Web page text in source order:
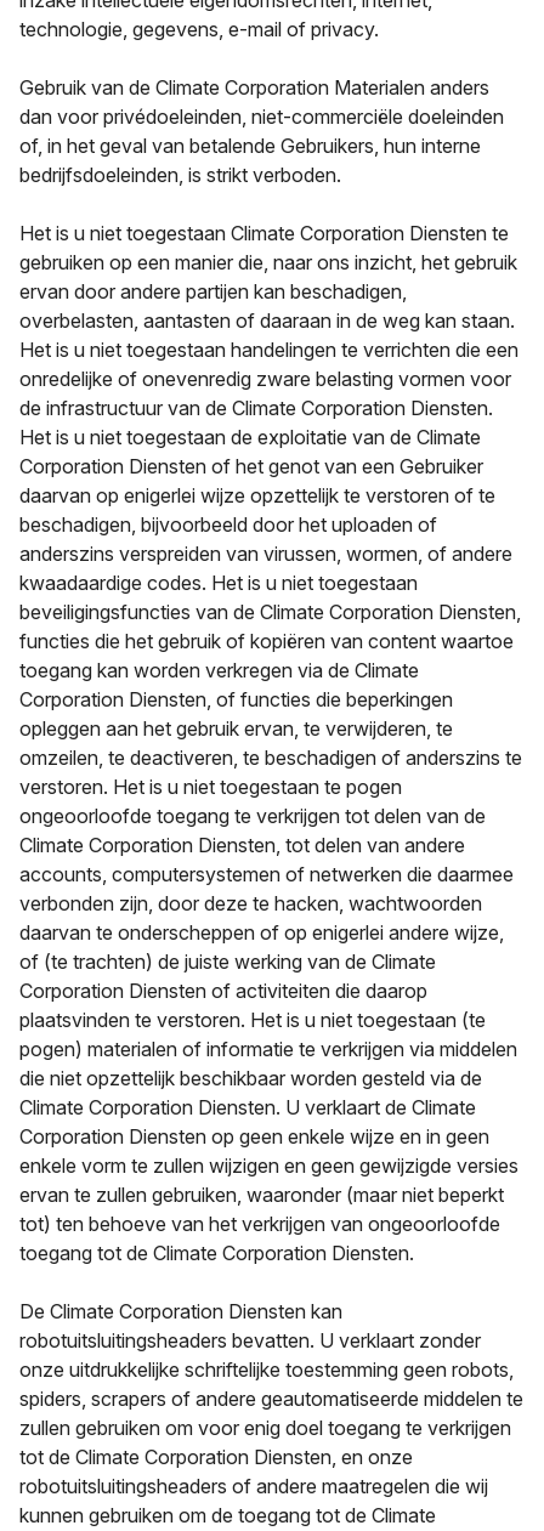
technologie, gegevens, e-mail of privacy.
Gebruik van de Climate Corporation Materialen anders
dan voor privédoeleinden, niet-commerciële doeleinden
of, in het geval van betalende Gebruikers, hun interne
bedrijfsdoeleinden, is strikt verboden.
Het is u niet toegestaan Climate Corporation Diensten te
gebruiken op een manier die, naar ons inzicht, het gebruik
ervan door andere partijen kan beschadigen,
overbelasten, aantasten of daaraan in de weg kan staan.
Het is u niet toegestaan handelingen te verrichten die een
onredelijke of onevenredig zware belasting vormen voor
de infrastructuur van de Climate Corporation Diensten.
Het is u niet toegestaan de exploitatie van de Climate
Corporation Diensten of het genot van een Gebruiker
daarvan op enigerlei wijze opzettelijk te verstoren of te
beschadigen, bijvoorbeeld door het uploaden of
anderszins verspreiden van virussen, wormen, of andere
kwaadaardige codes. Het is u niet toegestaan
beveiligingsfuncties van de Climate Corporation Diensten,
functies die het gebruik of kopiëren van content waartoe
toegang kan worden verkregen via de Climate
Corporation Diensten, of functies die beperkingen
opleggen aan het gebruik ervan, te verwijderen, te
omzeilen, te deactiveren, te beschadigen of anderszins te
verstoren. Het is u niet toegestaan te pogen
ongeoorloofde toegang te verkrijgen tot delen van de
Climate Corporation Diensten, tot delen van andere
accounts, computersystemen of netwerken die daarmee
verbonden zijn, door deze te hacken, wachtwoorden
daarvan te onderscheppen of op enigerlei andere wijze,
of (te trachten) de juiste werking van de Climate
Corporation Diensten of activiteiten die daarop
plaatsvinden te verstoren. Het is u niet toegestaan (te
pogen) materialen of informatie te verkrijgen via middelen
die niet opzettelijk beschikbaar worden gesteld via de
Climate Corporation Diensten. U verklaart de Climate
Corporation Diensten op geen enkele wijze en in geen
enkele vorm te zullen wijzigen en geen gewijzigde versies
ervan te zullen gebruiken, waaronder (maar niet beperkt
tot) ten behoeve van het verkrijgen van ongeoorloofde
toegang tot de Climate Corporation Diensten.
De Climate Corporation Diensten kan
robotuitsluitingsheaders bevatten. U verklaart zonder
onze uitdrukkelijke schriftelijke toestemming geen robots,
spiders, scrapers of andere geautomatiseerde middelen te
zullen gebruiken om voor enig doel toegang te verkrijgen
tot de Climate Corporation Diensten, en onze
robotuitsluitingsheaders of andere maatregelen die wij
kunnen gebruiken om de toegang tot de Climate